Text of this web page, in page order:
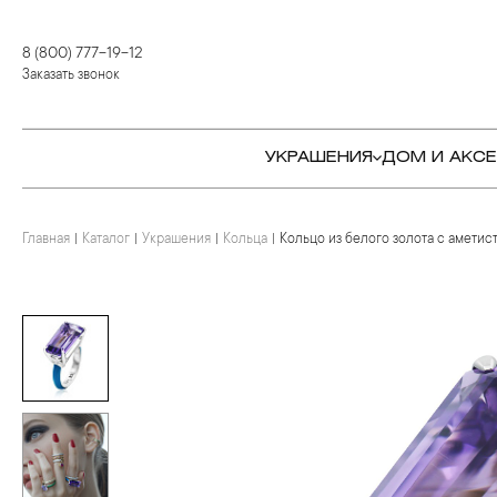
8 (800) 777-19-12
Заказать звонок
УКРАШЕНИЯ
КОЛЬЦА
ПОДВЕСКИ И КРЕСТЫ
БРОШИ
КОЛЬЕ
ЦЕПИ
ДОМ И
СТОЛОВЫЕ ПРИБОРЫ
ДЛЯ ЧАЯ
ДЛЯ КОФЕ
БАР
ДЕТЯМ
КОЛЬЦА
БРАСЛЕТЫ
КОЛЬЕ И ПОДВЕСКИ
БРОШИ
КАМНЕРЕЗНОЕ
ИСКУССТВО
Главная Каталог Украшения Кольца Кольцо из белого золота с